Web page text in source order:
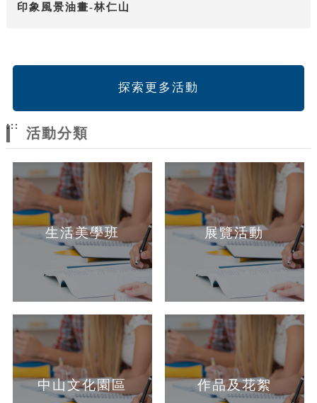
印象風景油畫-林仁山
探索更多活動
:::
活動分類
生活美學班 展覽活動
中山文化園區 作品及花絮